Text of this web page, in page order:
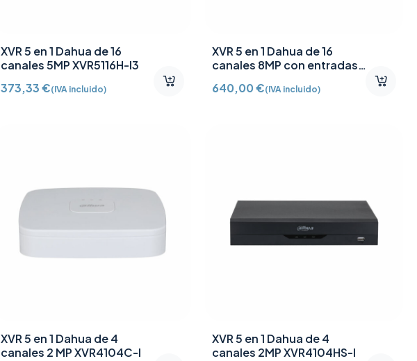
XVR 5 en 1 Dahua de 16
canales 5MP XVR5116H-I3
373,33€(IVA incluido)
XVR 5 en 1 Dahua de 16
canales 8MP con entradas
640,00€(IVA incluido)
XVR 5 en 1 Dahua de 4
canales 2 MP XVR4104C-I
XVR 5 en 1 Dahua de 4
canales 2MP XVR4104HS-I